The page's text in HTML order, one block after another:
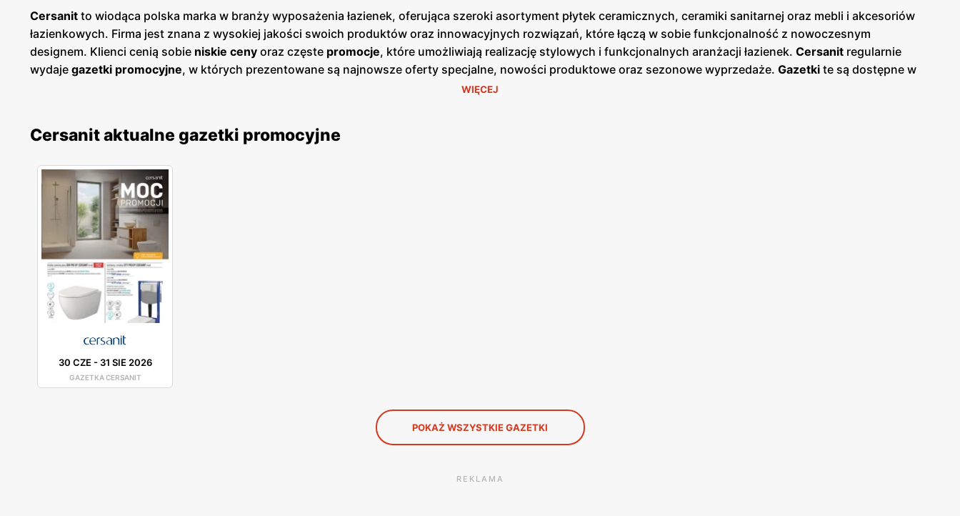
Cersanit to wiodąca polska marka w branży wyposażenia łazienek, oferująca szeroki asortyment płytek ceramicznych, ceramiki sanitarnej oraz mebli i akcesoriów
łazienkowych. Firma jest znana z wysokiej jakości swoich produktów oraz innowacyjnych rozwiązań, które łączą w sobie funkcjonalność z nowoczesnym
designem. Klienci cenią sobie niskie ceny oraz częste promocje, które umożliwiają realizację stylowych i funkcjonalnych aranżacji łazienek. Cersanit regularnie
wydaje gazetki promocyjne, w których prezentowane są najnowsze oferty specjalne, nowości produktowe oraz sezonowe wyprzedaże. Gazetki te są dostępne w
promocjii planowanie zakupów. Publikacje te pojawiają się zazwyczaj co kwartał,
pozwala na oferowanie produktów, które spełniają oczekiwania nawet najbardziej wymagających klientów. Sklepy i punkty sprzedaży
łazienkowych, które mogą zakupić w dogodny dla siebie sposób. Firma kładzie duży nacisk na jakość obsługi oraz pomoc w wyborze odpowiednich produktów, co
przekłada się na zadowolenie i lojalność klientów.
WIĘCEJ
Cersanit aktualne gazetki promocyjne
30 CZE - 31 SIE 2026
GAZETKA CERSANIT
POKAŻ WSZYSTKIE GAZETKI
REKLAMA